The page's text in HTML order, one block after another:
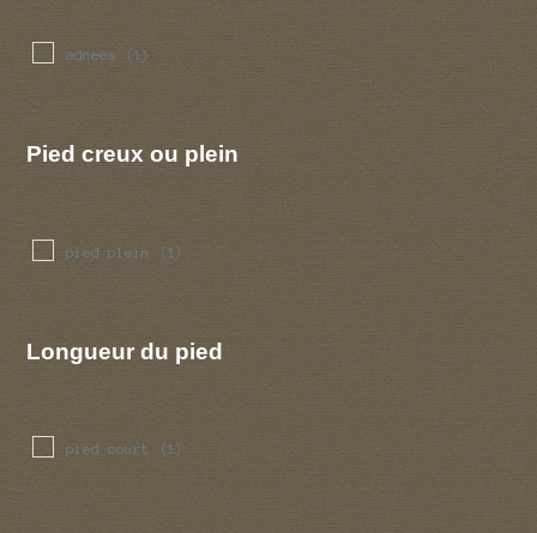
adnees (1)
Pied creux ou plein
pied plein (1)
Longueur du pied
pied court (1)